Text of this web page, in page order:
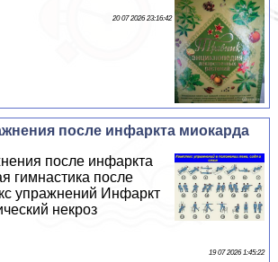
20 07 2026 23:16:42
после инфаркта миокарда
после инфаркта
гимнастика после
упражнений Инфаркт
некроз
19 07 2026 1:45:22